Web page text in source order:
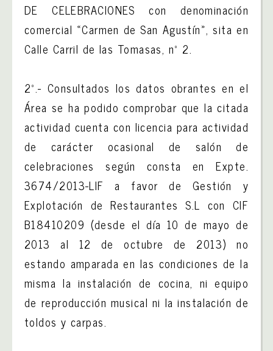
DE CELEBRACIONES con denominación
comercial «Carmen de San Agustín», sita en
Calle Carril de las Tomasas, nº 2.
2º.- Consultados los datos obrantes en el
Área se ha podido comprobar que la citada
actividad cuenta con licencia para actividad
de carácter ocasional de salón de
celebraciones según consta en Expte.
3674/2013-LIF a favor de Gestión y
Explotación de Restaurantes S.L con CIF
B18410209 (desde el día 10 de mayo de
2013 al 12 de octubre de 2013) no
estando amparada en las condiciones de la
misma la instalación de cocina, ni equipo
de reproducción musical ni la instalación de
toldos y carpas.